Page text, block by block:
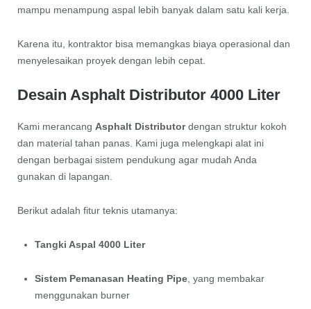
mampu menampung aspal lebih banyak dalam satu kali kerja.
Karena itu, kontraktor bisa memangkas biaya operasional dan
menyelesaikan proyek dengan lebih cepat.
Desain Asphalt Distributor 4000 Liter
Kami merancang Asphalt Distributordengan struktur kokoh
dan material tahan panas. Kami juga melengkapi alat ini
dengan berbagai sistem pendukung agar mudah Anda
gunakan di lapangan.
Berikut adalah fitur teknis utamanya:
Tangki Aspal 4000 Liter
Sistem Pemanasan Heating Pipe, yang membakar
menggunakan burner